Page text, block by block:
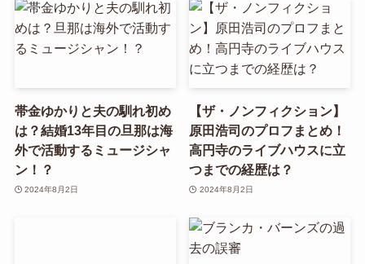
帯金ゆかりと夫の馴れ初め
は？結婚13年目の旦那は海
外で活動するミュージシャ
ン！？
2024年8月2日
【ザ・ノンフィクション】
原田浩司のプロフまとめ！
高円寺のライブハウスに立
つまでの経歴は？
2024年8月2日